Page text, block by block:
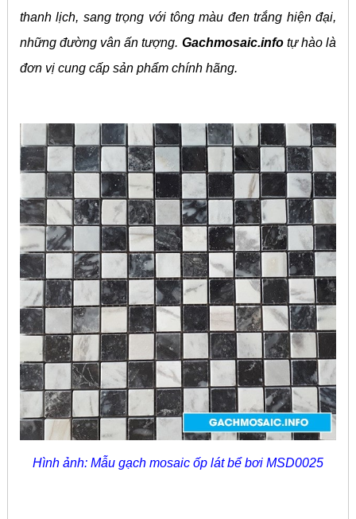
thanh lịch, sang trọng với tông màu đen trắng hiện đại,
những đường vân ấn tượng. Gachmosaic.infotự hào là
đơn vị cung cấp sản phẩm chính hãng.
Hình ảnh: Mẫu gạch mosaic ốp lát bể bơi MSD0025